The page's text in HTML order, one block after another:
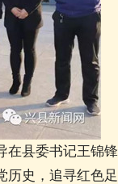
在县委书记王锦锋
历史，追寻红色足